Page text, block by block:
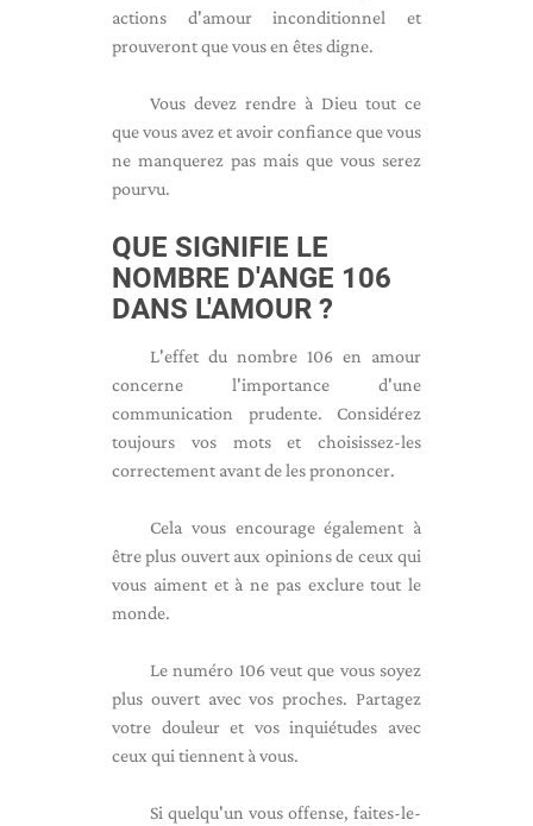
actions d'amour inconditionnel et
prouveront que vous en êtes digne.
Vous devez rendre à Dieu tout ce
que vous avez et avoir confiance que vous
ne manquerez pas mais que vous serez
pourvu.
QUE SIGNIFIE LE
NOMBRE D'ANGE 106
DANS L'AMOUR ?
L'effet du nombre 106 en amour
concerne l'importance d'une
communication prudente. Considérez
toujours vos mots et choisissez-les
correctement avant de les prononcer.
Cela vous encourage également à
être plus ouvert aux opinions de ceux qui
vous aiment et à ne pas exclure tout le
monde.
Le numéro 106 veut que vous soyez
plus ouvert avec vos proches. Partagez
votre douleur et vos inquiétudes avec
ceux qui tiennent à vous.
Si quelqu'un vous offense, faites-le-